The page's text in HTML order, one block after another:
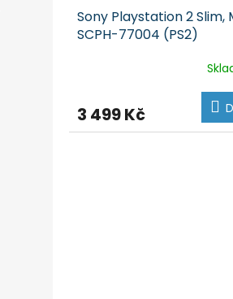
Sony Playstation 2 Slim,
SCPH-77004 (PS2)
3 499 Kč